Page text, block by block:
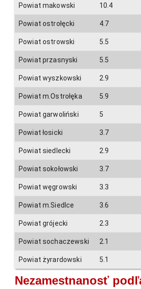
Powiat makowski 10.4
Powiat ostrołęcki 4.7
Powiat ostrowski 5.5
Powiat przasnyski 5.5
Powiat wyszkowski 2.9
Powiat m.Ostrołęka 5.9
Powiat garwoliński 5
Powiat łosicki 3.7
Powiat siedlecki 2.9
Powiat sokołowski 3.7
Powiat węgrowski 3.3
Powiat m.Siedlce 3.6
Powiat grójecki 2.3
Powiat sochaczewski 2.1
Powiat żyrardowski 5.1
Nezamestnanosť